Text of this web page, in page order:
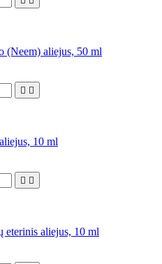
(Neem) aliejus, 50 ml
 
10 ml
 
eterinis aliejus, 10 ml